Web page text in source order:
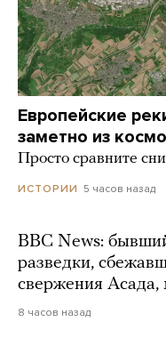
Европейские
заметно из
Просто сравните
ИСТОРИИ 5 часов назад
BBC News:
разведки,
свержения Асада,
8 часов назад